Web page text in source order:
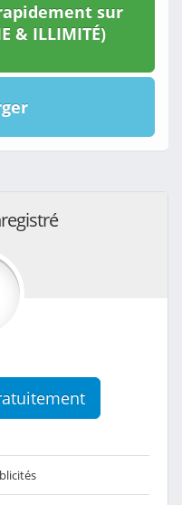
sur
& ILLIMITÉ)